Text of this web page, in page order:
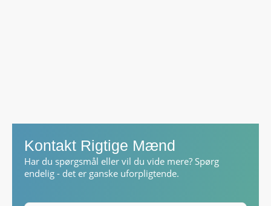
Kontakt Rigtige Mænd
Har du spørgsmål eller vil du vide mere? Spørg
endelig - det er ganske uforpligtende.